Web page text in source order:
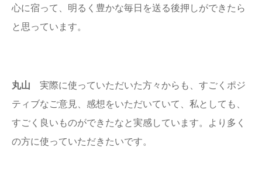
心に宿って、明るく豊かな毎日を送る後押しができたら
と思っています。
丸山 実際に使っていただいた方々からも、すごくポジ
ティブなご意見、感想をいただいていて、私としても、
すごく良いものができたなと実感しています。より多く
の方に使っていただきたいです。